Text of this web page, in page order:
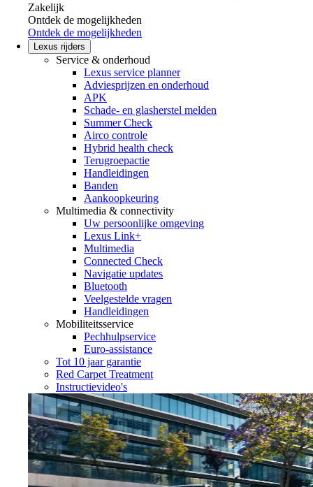
Zakelijk
Ontdek de mogelijkheden
Ontdek de mogelijkheden
Lexus rijders
Service & onderhoud
Lexus service planner
Adviesprijzen en onderhoud
APK
Schade- en glasherstel melden
Summer Check
Airco controle
Hybrid health check
Terugroepactie
Handleidingen
Banden
Aankoopkeuring
Multimedia & connectivity
Uw persoonlijke omgeving
Lexus Link+
Multimedia
Connected Check
Navigatie updates
Bluetooth
Veelgestelde vragen
Handleidingen
Mobiliteitsservice
Pechhulpservice
Euro-assistance
Tot 10 jaar garantie
Red Carpet Treatment
Instructievideo's